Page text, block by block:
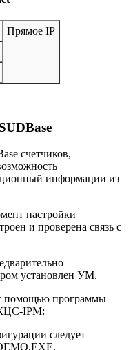
Прямое IP
счетчиков,
информации из
настройки
и проверена связь с
установлен УМ.
помощью программы
IPM:
следует